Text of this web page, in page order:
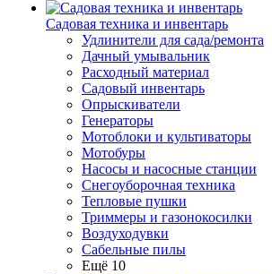
Садовая техника и инвентарь
Удлинители для сада/ремонта
Дачный умывальник
Расходный материал
Садовый инвентарь
Опрыскиватели
Генераторы
Мотоблоки и культиваторы
Мотобуры
Насосы и насосные станции
Снегоуборочная техника
Тепловые пушки
Триммеры и газонокосилки
Воздуходувки
Сабельные пилы
Ещё 10